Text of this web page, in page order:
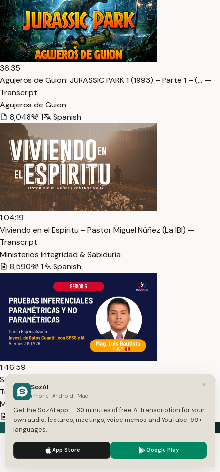
36:35
Agujeros de Guion: JURASSIC PARK 1 (1993) – Parte 1 – (… —
Transcript
Agujeros de Guion
8,048
1 Spanish
1:04:19
Viviendo en el Espíritu – Pastor Miguel Núñez (La IBI) —
Transcript
Ministerios Integridad & Sabiduría
8,590
1 Spanish
1:46:59
Sesión 5. Pruebas inferenciales paramétricas y no param… —
Transcript
Mundo Tesis (Oficial)
10,658
1 Spanish
Speech in. Text out.
We use cookies to enhance your experience.
×
SozAI
iPhone · Android · Mac
Get the SozAI app — 30 minutes of free AI transcription for your
own audio: lectures, meetings, voice memos and YouTube. 99+
languages.
App Store Google Play